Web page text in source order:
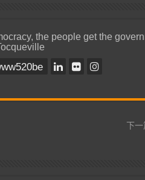
the people get the
下一